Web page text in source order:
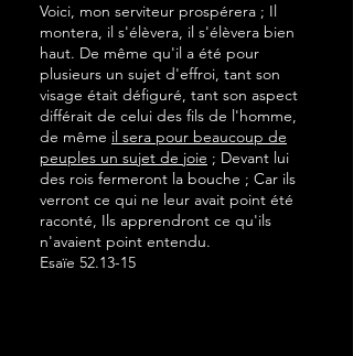
Voici, mon serviteur prospérera ; Il
montera, il s'élèvera, il s'élèvera bien
haut. De même qu'il a été pour
plusieurs un sujet d'effroi, tant son
visage était défiguré, tant son aspect
différait de celui des fils de l'homme,
de même il sera pour beaucoup de
peuples un sujet de joie ; Devant lui
des rois fermeront la bouche ; Car ils
verront ce qui ne leur avait point été
raconté, Ils apprendront ce qu'ils
n'avaient point entendu.
Esaïe 52.13-15